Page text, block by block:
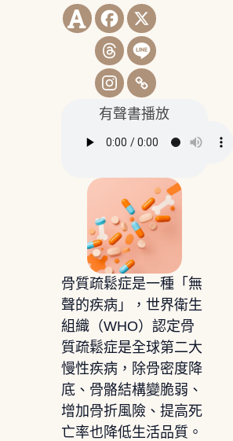
有聲書播放
骨質疏鬆症是一種「無
聲的疾病」，世界衛生
組織（WHO）認定骨
質疏鬆症是全球第二大
慢性疾病，除骨密度降
底、骨骼結構變脆弱、
增加骨折風險、提高死
亡率也降低生活品質。